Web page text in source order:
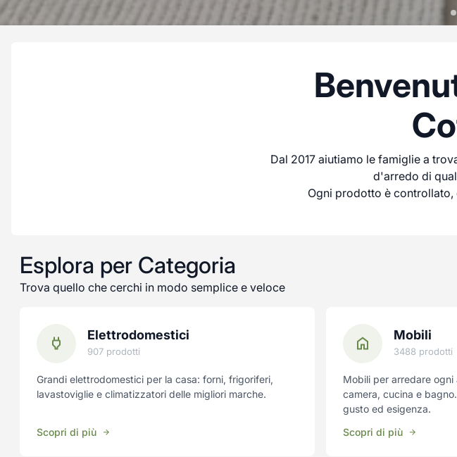
Dal 2017 aiutiamo le famiglie a
d'arredo di
Ogni prodotto è
Esplora per Categoria
Trova quello che cerchi in modo semplice e veloce
Elettrodomestici
907 prodotti
Grandi elettrodomestici per la casa: forni, frigoriferi,
lavastoviglie e climatizzatori delle migliori marche.
Scopri di più
Mobili
3488 prodotti
Mobili per arredare
camera, cucina e
gusto ed esigenza.
Scopri di più